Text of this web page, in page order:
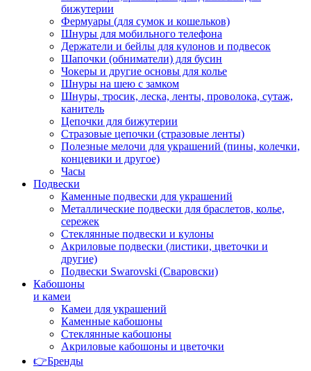
бижутерии
Фермуары (для сумок и кошельков)
Шнуры для мобильного телефона
Держатели и бейлы для кулонов и подвесок
Шапочки (обниматели) для бусин
Чокеры и другие основы для колье
Шнуры на шею с замком
Шнуры, тросик, леска, ленты, проволока, сутаж,
канитель
Цепочки для бижутерии
Стразовые цепочки (стразовые ленты)
Полезные мелочи для украшений (пины, колечки,
концевики и другое)
Часы
Подвески
Каменные подвески для украшений
Металлические подвески для браслетов, колье,
сережек
Стеклянные подвески и кулоны
Акриловые подвески (листики, цветочки и
другие)
Подвески Swarovski (Сваровски)
Кабошоны
и камеи
Камеи для украшений
Каменные кабошоны
Стеклянные кабошоны
Акриловые кабошоны и цветочки
👉Бренды